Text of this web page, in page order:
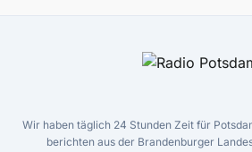
Wir haben täglich 24 Stunden Zeit für
berichten aus der Brandenburger